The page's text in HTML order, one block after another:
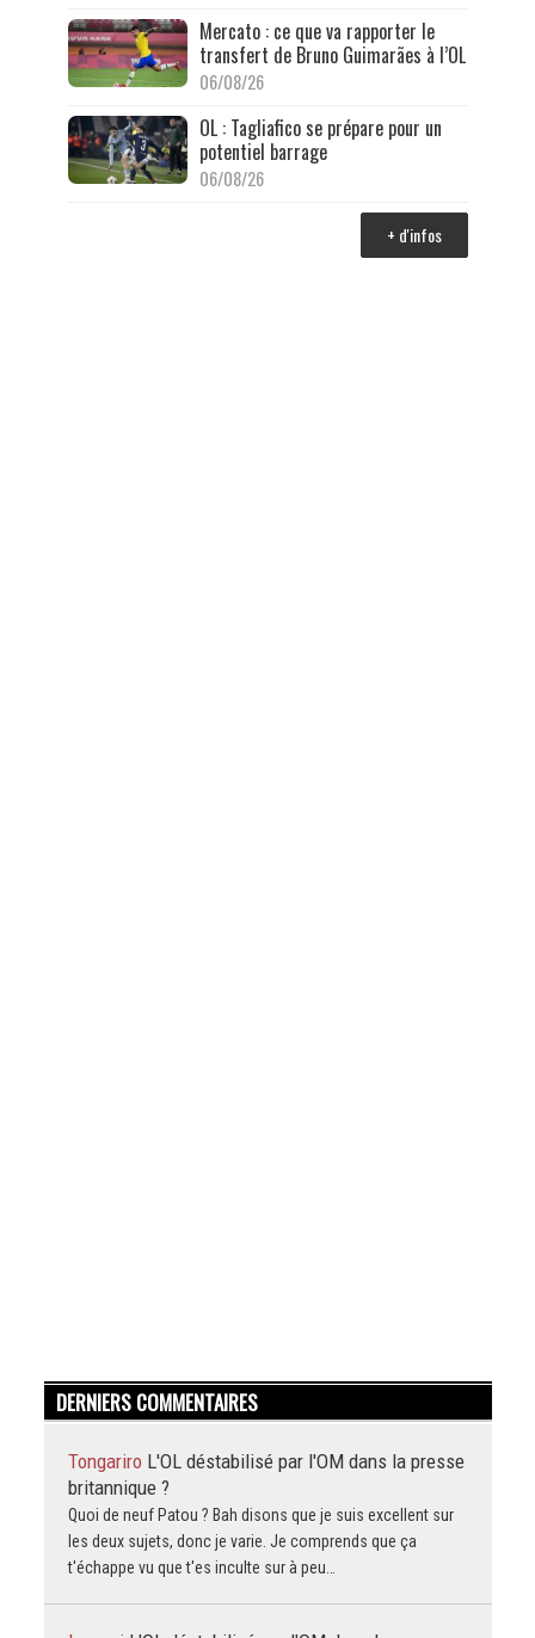
Mercato : ce que va rapporter le
transfert de Bruno Guimarães à l’OL
06/08/26
OL : Tagliafico se prépare pour un
potentiel barrage
06/08/26
+ d'infos
DERNIERS COMMENTAIRES
Tongariro L'OL déstabilisé par l'OM dans la presse
britannique ?
Quoi de neuf Patou ? Bah disons que je suis excellent sur
les deux sujets, donc je varie. Je comprends que ça
t'échappe vu que t'es inculte sur à peu…